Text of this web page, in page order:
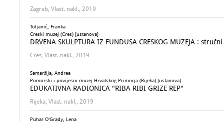
Zagreb, Vlast. nakl., 2019
Toljanić, Franka
Creski muzej (Cres) [ustanova]
DRVENA SKULPTURA IZ FUNDUSA CRESKOG MUZEJA :
Cres, Vlast. nakl., 2019
Samaržija, Andrea
Pomorski i povijesni muzej Hrvatskog Primorja (Rijeka) [ustanova]
EDUKATIVNA RADIONICA "RIBA RIBI GRIZE REP"
Rijeka, Vlast. nakl., 2019
Puhar O'Grady, Lena